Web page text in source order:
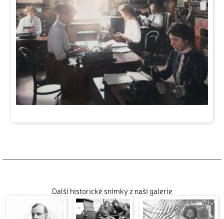
Další historické snímky z naší galerie